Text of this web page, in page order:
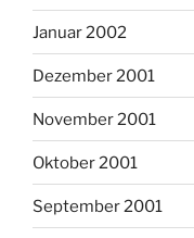
Januar 2002
Dezember 2001
November 2001
Oktober 2001
September 2001